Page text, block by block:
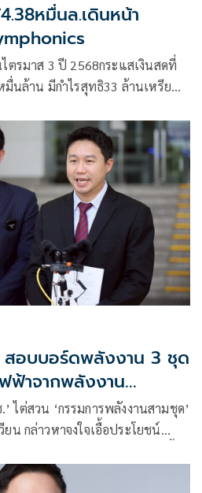
หมื่นล.เดินหน้า
ตรมาส 3 ปี 2568กระแสเงินสดที่
มื่นล้าน มีกำไรสุทธิ33 ล้านเหรียญ
โตอย่างแข็งแกร่งยิ่งขึ้น พร้อมเสนอ
บโจทย์การเปลี่ยนผ่านที่มั่นคงและ
สอบบอร์ดพลังงาน 3 ชุด
ฟ้าจากพลังงาน
ไต่สวน ‘กรรมการพลังงานสามชุด’
กล่าวหาจงใจเอื้อประโยชน์